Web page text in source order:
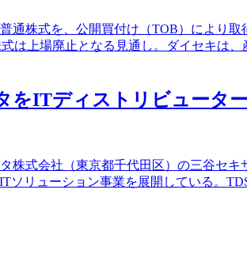
通株式を、公開買付け（TOB）により
は上場廃止となる見通し。ダイセキは
ITディストリビュータ
株式会社（東京都千代田区）の三谷セ
リューション事業を展開している。